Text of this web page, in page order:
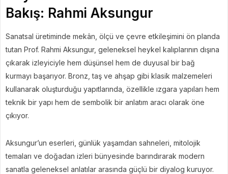
Bakış: Rahmi Aksungur
Sanatsal üretiminde mekân, ölçü ve çevre etkileşimini ön planda
tutan Prof. Rahmi Aksungur, geleneksel heykel kalıplarının dışına
çıkarak izleyiciyle hem düşünsel hem de duyusal bir bağ
kurmayı başarıyor. Bronz, taş ve ahşap gibi klasik malzemeleri
kullanarak oluşturduğu yapıtlarında, özellikle ızgara yapıları hem
teknik bir yapı hem de sembolik bir anlatım aracı olarak öne
çıkıyor.
Aksungur’un eserleri, günlük yaşamdan sahneleri, mitolojik
temaları ve doğadan izleri bünyesinde barındırarak modern
sanatla geleneksel anlatılar arasında güçlü bir diyalog kuruyor.